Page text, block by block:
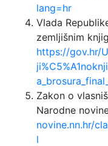
lang=hr
Vlada
zemljišnim
https://gov.hr/
Zakon o
Narodne
novine.nn.hr/
l